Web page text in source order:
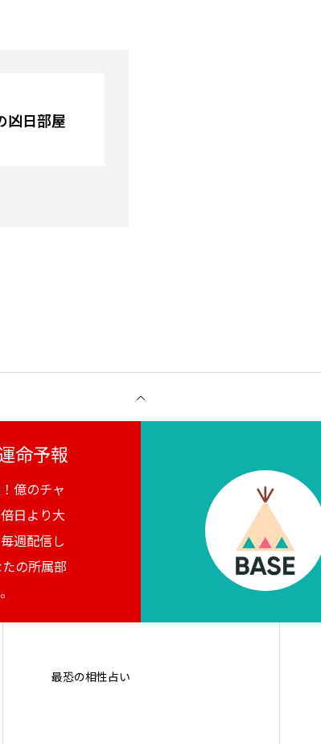
凶日部屋
命予報
億のチャ
日より大
週配信し
の所属部
最恐の相性占い